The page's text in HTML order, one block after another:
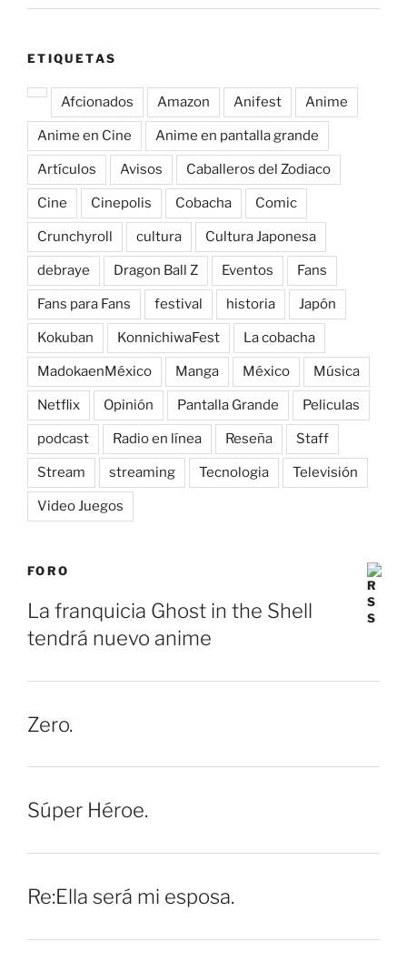
ETIQUETAS
Afcionados Amazon Anifest Anime
Anime en Cine Anime en pantalla grande
Artículos Avisos Caballeros del Zodiaco
Cine Cinepolis Cobacha Comic
Crunchyroll cultura Cultura Japonesa
debraye Dragon Ball Z Eventos Fans
Fans para Fans festival historia Japón
Kokuban KonnichiwaFest La cobacha
MadokaenMéxico Manga México Música
Netflix Opinión Pantalla Grande Peliculas
podcast Radio en línea Reseña Staff
Stream streaming Tecnologia Televisión
Video Juegos
FORO
La franquicia Ghost in the Shell
tendrá nuevo anime
Zero.
Súper Héroe.
Re:Ella será mi esposa.